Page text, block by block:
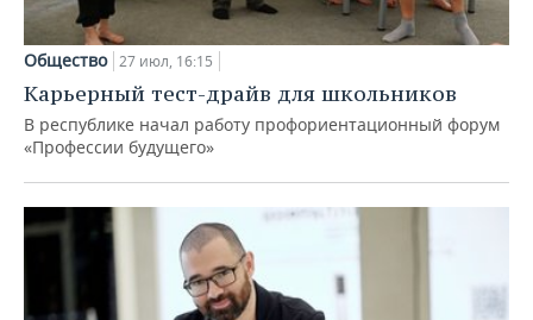
Общество 27 июл, 16:15
Карьерный тест-драйв для школьников
В республике начал работу профориентационный форум
«Профессии будущего»